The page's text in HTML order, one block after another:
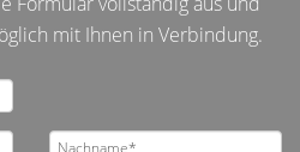
mit Ihnen in Verbindung.